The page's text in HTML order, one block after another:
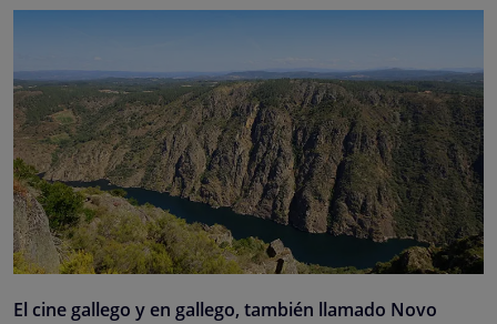
El cine gallego y en gallego, también llamado Novo